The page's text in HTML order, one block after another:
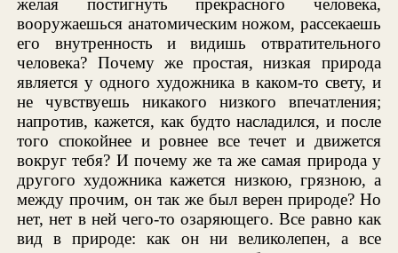
вооружаешься анатомическим ножом, рассекаешь
его внутренность и видишь отвратительного
человека? Почему же простая, низкая природа
является у одного художника в каком-то свету, и
не чувствуешь никакого низкого впечатления;
напротив, кажется, как будто насладился, и после
того спокойнее и ровнее все течет и движется
вокруг тебя? И почему же та же самая природа у
другого художника кажется низкою, грязною, а
между прочим, он так же был верен природе? Но
нет, нет в ней чего-то озаряющего. Все равно как
вид в природе: как он ни великолепен, а все